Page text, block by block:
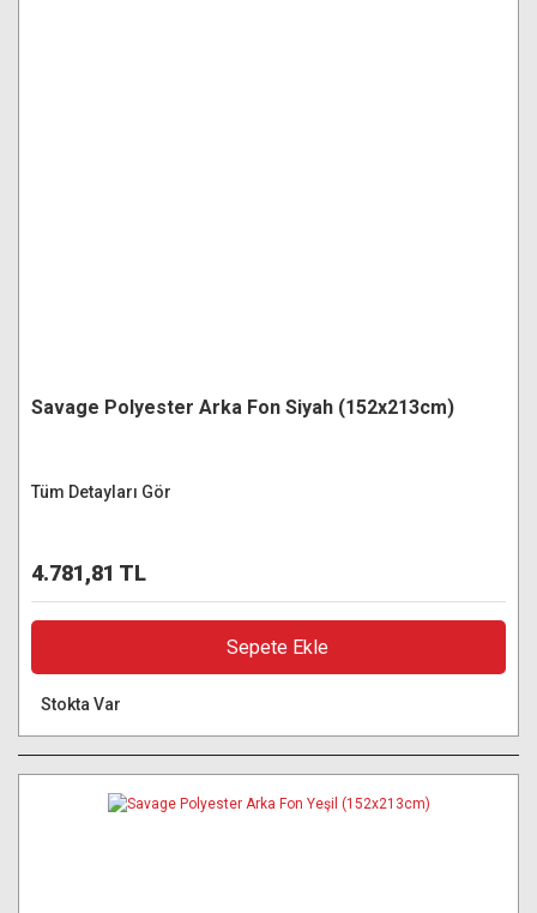
Savage Polyester Arka Fon Siyah (152x213cm)
Tüm Detayları Gör
4.781,81 TL
Sepete Ekle
Stokta Var